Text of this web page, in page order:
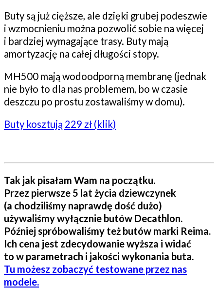
Buty są już cięższe, ale dzięki grubej podeszwie
i wzmocnieniu można pozwolić sobie na więcej
i bardziej wymagające trasy. Buty mają
amortyzację na całej długości stopy.
MH500 mają wodoodporną membranę (jednak
nie było to dla nas problemem, bo w czasie
deszczu po prostu zostawaliśmy w domu).
Buty kosztują 229 zł (klik)
Tak jak pisałam Wam na początku.
Przez pierwsze 5 lat życia dziewczynek
(a chodziliśmy naprawdę dość dużo)
używaliśmy wyłącznie butów Decathlon.
Później spróbowaliśmy też butów marki Reima.
Ich cena jest zdecydowanie wyższa i widać
to w parametrach i jakości wykonania buta.
Tu możesz zobaczyć testowane przez nas
modele.